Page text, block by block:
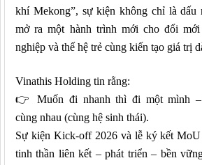
khí Mekong”, sự kiện không chỉ là dấu
mở ra một hành trình mới cho đổi mới
nghiệp và thế hệ trẻ cùng kiến tạo giá trị
Vinathis Holding tin rằng:
👉
Muốn đi nhanhthì đi một mình
cùng nhau (cùng hệ sinh thái).
Sự kiện Kick-off 2026 và lễ ký kết MoU
tinh thần liên kết – phát triển – bền